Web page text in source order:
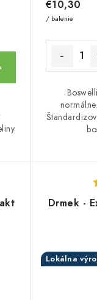
€10,30
/ balenie
Drmek -
Lokálna